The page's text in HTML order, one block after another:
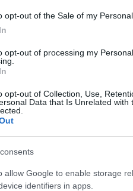
opt-out of the Sale of my Personal
opt-out of processing my
opt-out of Collection, Use,
Data that Is Unrelated with
allow Google to enable storage
identifiers in apps.
και να δοθεί